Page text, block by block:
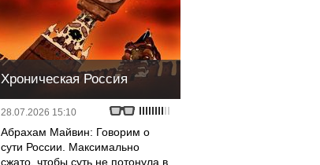
Хроническая Россия
28.07.2026 15:10
Абрахам Майвин: Говорим о
сути России. Максимально
сжато, чтобы суть не потонула в